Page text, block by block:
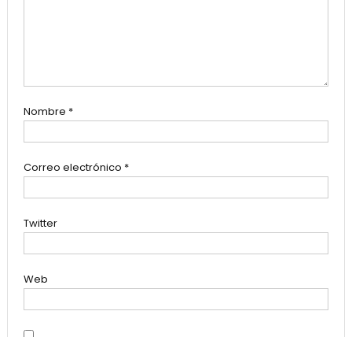
Nombre *
Correo electrónico *
Twitter
Web